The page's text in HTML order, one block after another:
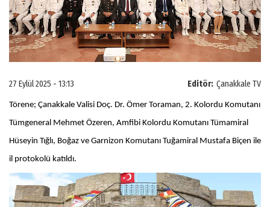
Editör: Çanakkale TV
27 Eylül 2025 - 13:13
Törene; Çanakkale Valisi Doç. Dr. Ömer Toraman, 2. Kolordu Komutanı
Tümgeneral Mehmet Özeren, Amfibi Kolordu Komutanı Tümamiral
Hüseyin Tığlı, Boğaz ve Garnizon Komutanı Tuğamiral Mustafa Biçen ile
il protokolü katıldı.